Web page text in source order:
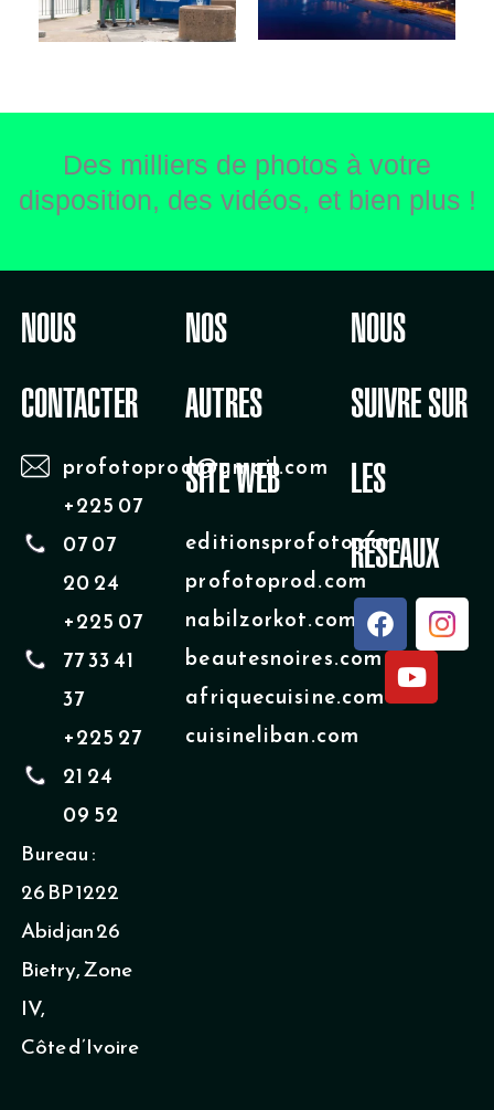
Des milliers de photos à votre
disposition, des vidéos, et bien plus !
NOUS
CONTACTER
profotoprod@gmail.com
+225 07
07 07
20 24
+225 07
77 33 41
37
+225 27
21 24
09 52
Bureau :
26 BP 1222
Abidjan 26
Bietry, Zone
IV,
Côte d’Ivoire
NOS
AUTRES
SITE WEB
editionsprofoto.com
profotoprod.com
nabilzorkot.com
beautesnoires.com
afriquecuisine.com
cuisineliban.com
NOUS
SUIVRE SUR
LES
RÉSEAUX
F
a
c
e
b
Y
u
t
u